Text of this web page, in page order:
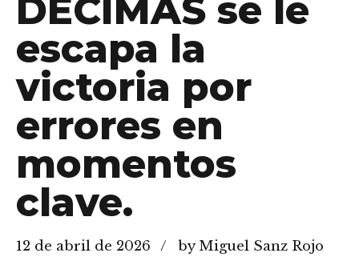
DÉCIMAS se le
escapa la
victoria por
errores en
momentos
clave.
12 de abril de 2026 by Miguel Sanz Rojo